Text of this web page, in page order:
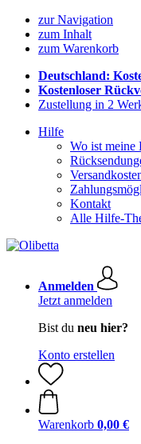
zur Navigation
zum Inhalt
zum Warenkorb
Deutschland:
Kostenloser
Zustellung in 2
Hilfe
Wo ist meine
Kontakt
Alle Hilfe-
Anmelden
Jetzt anmelden
Bist du neu hier?
Konto erstellen
Warenkorb 0,00 €